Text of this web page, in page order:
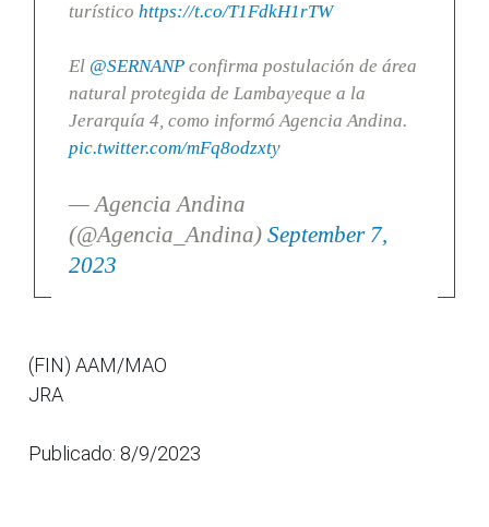
turístico https://t.co/T1FdkH1rTW
El @SERNANPconfirma postulación de área
natural protegida de Lambayeque a la
Jerarquía 4, como informó Agencia Andina.
pic.twitter.com/mFq8odzxty
— Agencia Andina
(@Agencia_Andina) September 7,
2023
(FIN) AAM/MAO
JRA
Publicado: 8/9/2023